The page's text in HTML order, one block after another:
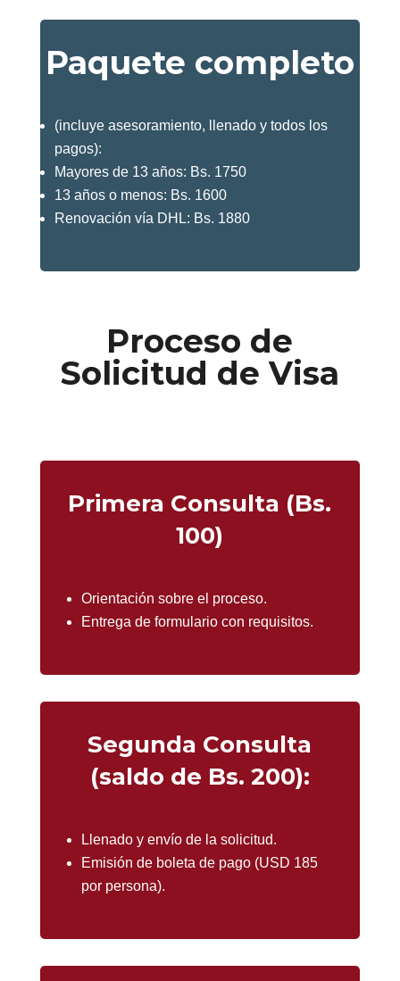
Paquete completo
(incluye asesoramiento, llenado y todos los
pagos):
Mayores de 13 años: Bs. 1750
13 años o menos: Bs. 1600
Renovación vía DHL: Bs. 1880
Proceso de
Solicitud de Visa
Primera Consulta (Bs.
100)
Orientación sobre el proceso.
Entrega de formulario con requisitos.
Segunda Consulta
(saldo de Bs. 200):
Llenado y envío de la solicitud.
Emisión de boleta de pago (USD 185
por persona).